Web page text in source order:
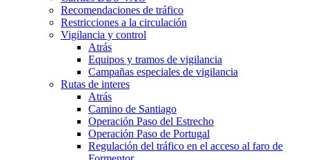
Recomendaciones de tráfico
Restricciones a la circulación
Vigilancia y control
Atrás
Equipos y tramos de vigilancia
Campañas especiales de vigilancia
Rutas de interes
Atrás
Camino de Santiago
Operación Paso del Estrecho
Operación Paso de Portugal
Regulación del tráfico en el acceso al faro de